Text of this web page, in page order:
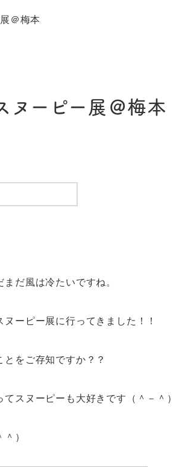
＠梅本
ヌーピー展＠梅本
だ風は冷たいですね。
ーピー展に行ってきました！！
をご存知ですか？？
スヌーピーも大好きです（＾－＾）
）